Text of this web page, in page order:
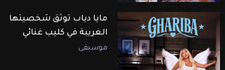
مايا دياب توثق شخصيتها
الغريبة في كليب غنائي
موسيقى